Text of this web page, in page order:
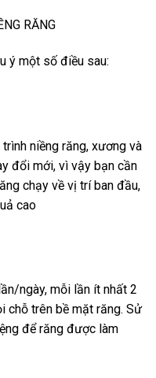
RĂNG
ý một số điều sau:
niềng răng, xương và
đổi mới, vì vậy bạn cần
chạy về vị trí ban đầu,
cao
ngày, mỗi lần ít nhất 2
chỗ trên bề mặt răng. Sử
để răng được làm